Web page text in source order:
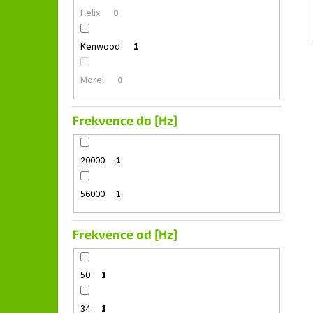
Helix 0
Kenwood 1
Morel 0
Frekvence do [Hz]
20000 1
56000 1
Frekvence od [Hz]
50 1
34 1